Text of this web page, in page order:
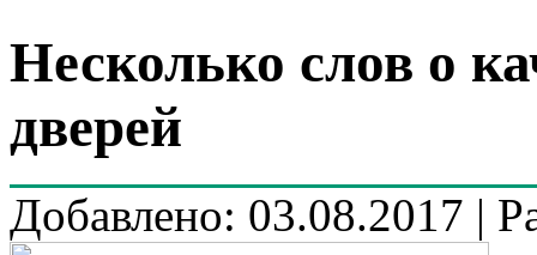
Несколько слов о
дверей
Добавлено: 03.08.2017 |